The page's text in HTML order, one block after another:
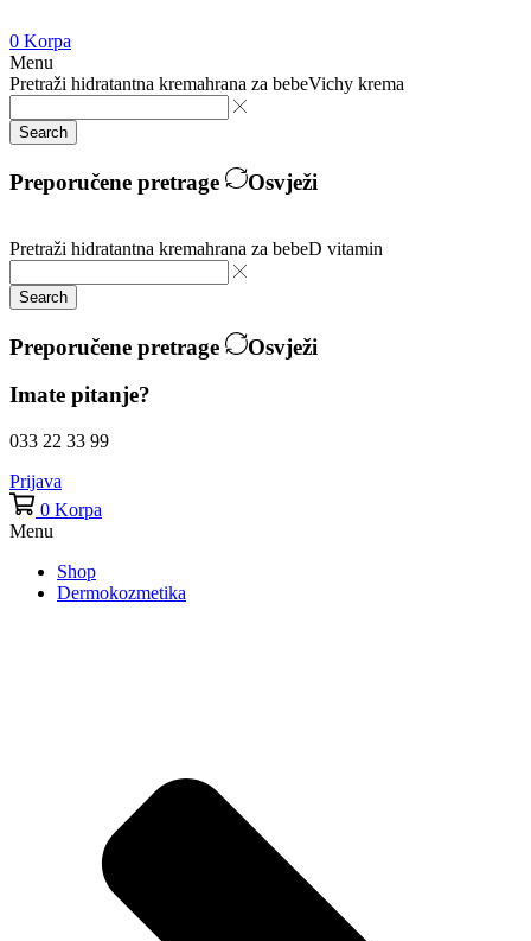
0 Korpa
Menu
Pretraži hidratantna kremahrana za bebeVichy krema
Search
Preporučene pretrage Osvježi
Pretraži hidratantna kremahrana za bebeD vitamin
Search
Preporučene pretrage
Osvježi
Imate pitanje?
033 22 33 99
Prijava
0 Korpa
Menu
Shop
Dermokozmetika